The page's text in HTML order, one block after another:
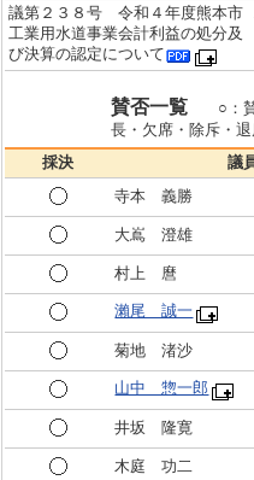
議第２３８号 令和４年度熊本市
工業用水道事業会計利益の処分及
び決算の認定について
賛否一覧
○：
長・欠席・除斥・
採決 議
寺本 義勝
大嶌 澄雄
村上 麿
瀨尾 誠一
菊地 渚沙
山中 惣一郎
井坂 隆寛
木庭 功二